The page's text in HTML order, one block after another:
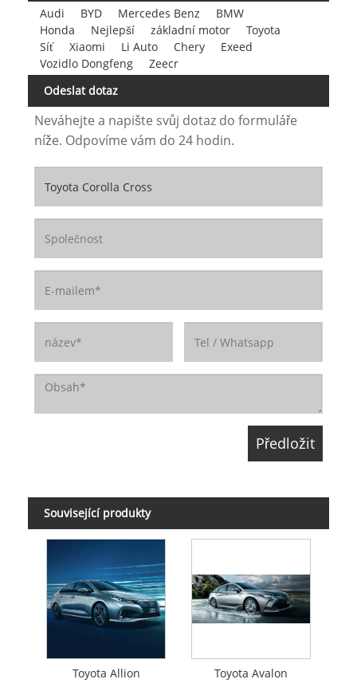
Audi BYD Mercedes Benz
BMW
Honda
Nejlepší základní motor
Toyota
Síť
Xiaomi Li Auto Chery
Exeed
Vozidlo Dongfeng
Zeecr
Odeslat dotaz
Neváhejte a napište svůj dotaz do formuláře
níže. Odpovíme vám do 24 hodin.
Související produkty
Toyota Allion Toyota Avalon